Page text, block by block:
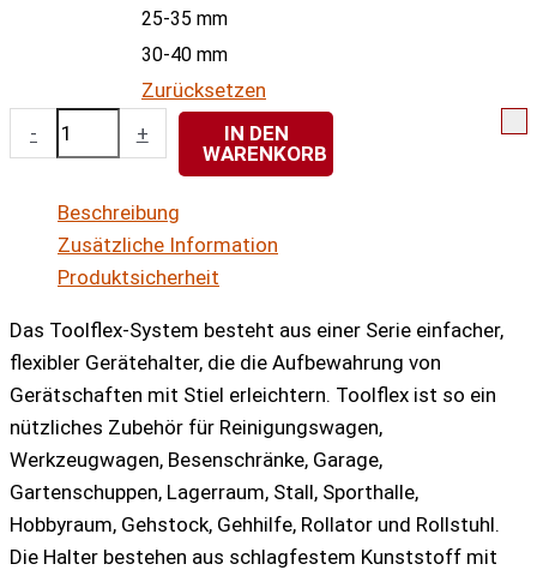
25-35 mm
30-40 mm
Zurücksetzen
-
Toolflex
Original
schwarz
Doppelpack
Menge
+
IN DEN
WARENKORB
Beschreibung
Zusätzliche Information
Produktsicherheit
Das Toolflex-System besteht aus einer Serie einfacher,
flexibler Gerätehalter, die die Aufbewahrung von
Gerätschaften mit Stiel erleichtern. Toolflex ist so ein
nützliches Zubehör für Reinigungswagen,
Werkzeugwagen, Besenschränke, Garage,
Gartenschuppen, Lagerraum, Stall, Sporthalle,
Hobbyraum, Gehstock, Gehhilfe, Rollator und Rollstuhl.
Die Halter bestehen aus schlagfestem Kunststoff mit